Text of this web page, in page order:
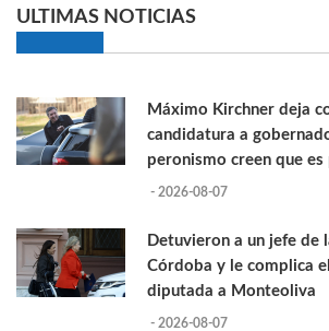
ULTIMAS NOTICIAS
Máximo Kirchner deja
candidatura a
peronismo creen que
- 2026-08-07
Detuvieron a un jefe de
Córdoba y le complica
diputada a Monteoliva
- 2026-08-07